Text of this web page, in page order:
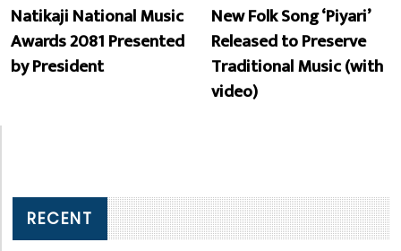
Natikaji National Music
Awards 2081 Presented
by President
New Folk Song ‘Piyari’
Released to Preserve
Traditional Music (with
video)
RECENT